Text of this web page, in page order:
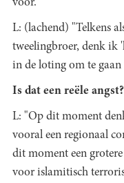
voor."
L: (lachend) "Telkens
tweelingbroer, denk ik
in de loting om te gaan
Is dat een reële angst?
L: "Op dit moment
vooral een regionaal
dit moment een
voor islamitisch